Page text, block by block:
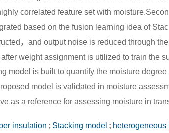
correlated feature set with
based on the fusion learning idea of
，and output noise is reduced through
after weight assignment is utilized to train the
model is built to quantify the moisture
model is validated in moisture
as a reference for assessing moisture in
insulation ; Stacking model ; heterogeneous